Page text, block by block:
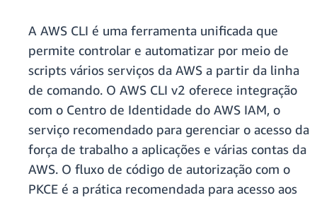
A AWS CLI é uma ferramenta unificada que
permite controlar e automatizar por meio de
scripts vários serviços da AWS a partir da linha
de comando. O AWS CLI v2 oferece integração
com o Centro de Identidade do AWS IAM, o
serviço recomendado para gerenciar o acesso da
força de trabalho a aplicações e várias contas da
AWS. O fluxo de código de autorização com o
PKCE é a prática recomendada para acesso aos